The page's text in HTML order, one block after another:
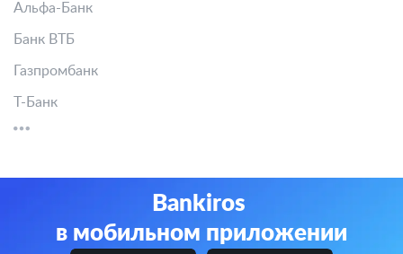
Альфа-Банк
Банк ВТБ
Газпромбанк
Т-Банк
Bankiros
в мобильном приложении